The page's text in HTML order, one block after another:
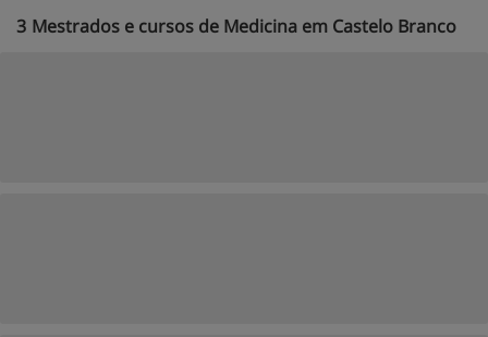
3 Mestrados e cursos de Medicina em Castelo Branco